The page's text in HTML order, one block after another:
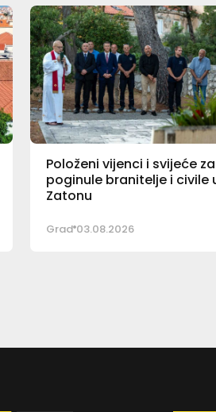
Položeni vijenci i svijeće za
poginule branitelje i civile
Zatonu
Grad 03.08.2026